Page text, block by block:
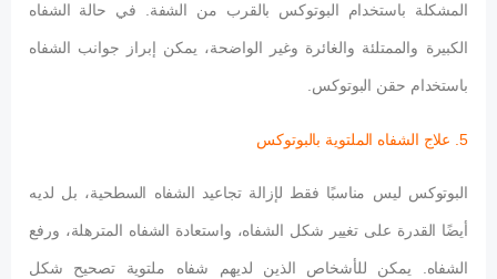
المشكلة باستخدام البوتوكس بالقرب من الشفة. في حالة الشفاه
الكبيرة والممتلئة والغائرة وغير الواضحة، يمكن إبراز جوانب الشفاه
باستخدام حقن البوتوكس.
البوتوكس ليس مناسبًا فقط لإزالة تجاعيد الشفاه السطحية، بل لديه
أيضًا القدرة على تغيير شكل الشفاه، واستعادة الشفاه المترهلة، ورفع
الشفاه. يمكن للأشخاص الذين لديهم شفاه ملتوية تصحيح شكل